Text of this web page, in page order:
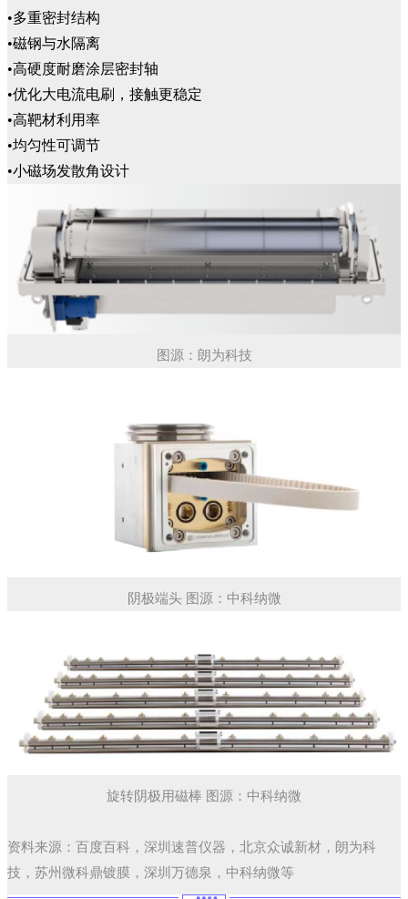
•多重密封结构
•磁钢与水隔离
•高硬度耐磨涂层密封轴
•优化大电流电刷，接触更稳定
•高靶材利用率
•均匀性可调节
•小磁场发散角设计
图源：朗为科技
阴极端头 图源：中科纳微
旋转阴极用磁棒 图源：中科纳微
资料来源：百度百科，深圳速普仪器，北京众诚新材，朗为科
技，苏州微科鼎镀膜，深圳万德泉，中科纳微等